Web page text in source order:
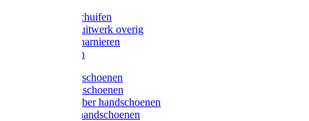
Grendels/schuifen
Hang en sluitwerk overig
Hengen/scharnieren
Scharnieren
Latex handschoenen
Leren handschoenen
PVC / Rubber handschoenen
Katoenen handschoenen